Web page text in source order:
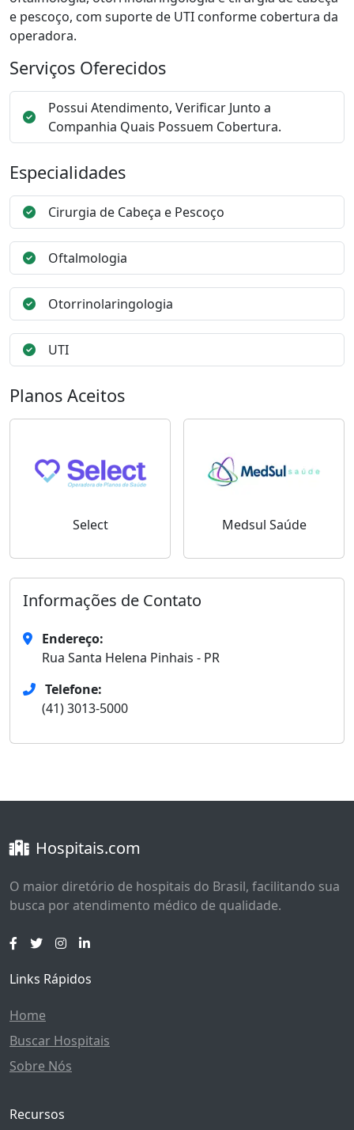
e pescoço, com suporte de UTI conforme cobertura da
operadora.
Serviços Oferecidos
Possui Atendimento, Verificar Junto a
Companhia Quais Possuem Cobertura.
Especialidades
Cirurgia de Cabeça e Pescoço
Oftalmologia
Otorrinolaringologia
UTI
Planos Aceitos
Select Medsul Saúde
Informações de Contato
Endereço:
Rua Santa Helena Pinhais - PR
Telefone:
(41) 3013-5000
Hospitais.com
O maior diretório de hospitais do Brasil, facilitando sua
busca por atendimento médico de qualidade.
Links Rápidos
Home
Buscar Hospitais
Sobre Nós
Recursos